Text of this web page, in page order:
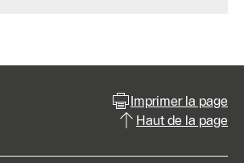
Imprimer la page
Haut de la page